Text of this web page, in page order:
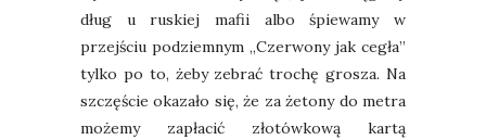
dług u ruskiej mafii albo śpiewamy w
przejściu podziemnym „Czerwony jak cegła”
tylko po to, żeby zebrać trochę grosza. Na
szczęście okazało się, że za żetony do metra
możemy zapłacić złotówkową kartą